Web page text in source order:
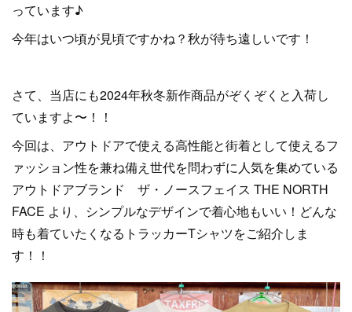
っています♪
今年はいつ頃が見頃ですかね？秋が待ち遠しいです！
さて、当店にも2024年秋冬新作商品がぞくぞくと入荷し
ていますよ〜！！
今回は、アウトドアで使える高性能と街着として使えるフ
ァッション性を兼ね備え世代を問わずに人気を集めている
アウトドアブランド ザ・ノースフェイス THE NORTH
FACE より、シンプルなデザインで着心地もいい！どんな
時も着ていたくなるトラッカーTシャツをご紹介しま
す！！